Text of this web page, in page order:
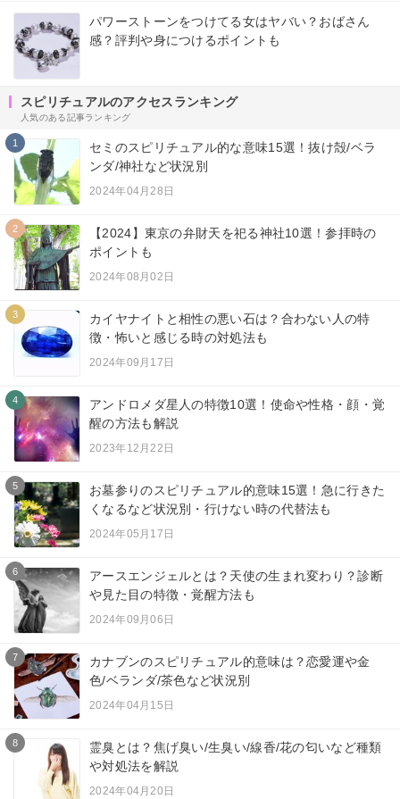
パワーストーンをつけてる女はヤバい？おばさん
感？評判や身につけるポイントも
スピリチュアルのアクセスランキング
人気のある記事ランキング
1
セミのスピリチュアル的な意味15選！抜け殻/ベラ
ンダ/神社など状況別
2024年04月28日
2
【2024】東京の弁財天を祀る神社10選！参拝時の
ポイントも
2024年08月02日
3
カイヤナイトと相性の悪い石は？合わない人の特
徴・怖いと感じる時の対処法も
2024年09月17日
4
アンドロメダ星人の特徴10選！使命や性格・顔・覚
醒の方法も解説
2023年12月22日
5
お墓参りのスピリチュアル的意味15選！急に行きた
くなるなど状況別・行けない時の代替法も
2024年05月17日
6
アースエンジェルとは？天使の生まれ変わり？診断
や見た目の特徴・覚醒方法も
2024年09月06日
7
カナブンのスピリチュアル的意味は？恋愛運や金
色/ベランダ/茶色など状況別
2024年04月15日
8
霊臭とは？焦げ臭い/生臭い/線香/花の匂いなど種類
や対処法を解説
2024年04月20日